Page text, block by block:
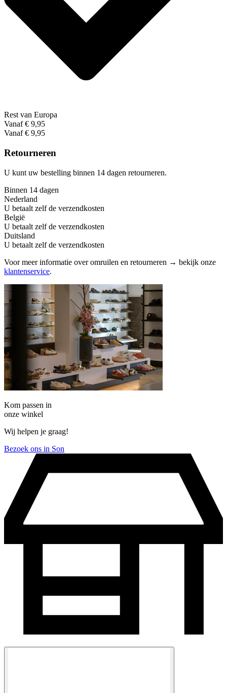
Rest van Europa
Vanaf € 9,95
Vanaf € 9,95
Retourneren
U kunt uw bestelling binnen 14 dagen retourneren.
Binnen 14 dagen
Nederland
U betaalt zelf de verzendkosten
België
U betaalt zelf de verzendkosten
Duitsland
U betaalt zelf de verzendkosten
Voor meer informatie over omruilen en retourneren → bekijk onze
klantenservice.
Kom passen in
onze winkel
Wij helpen je graag!
Bezoek ons in Son